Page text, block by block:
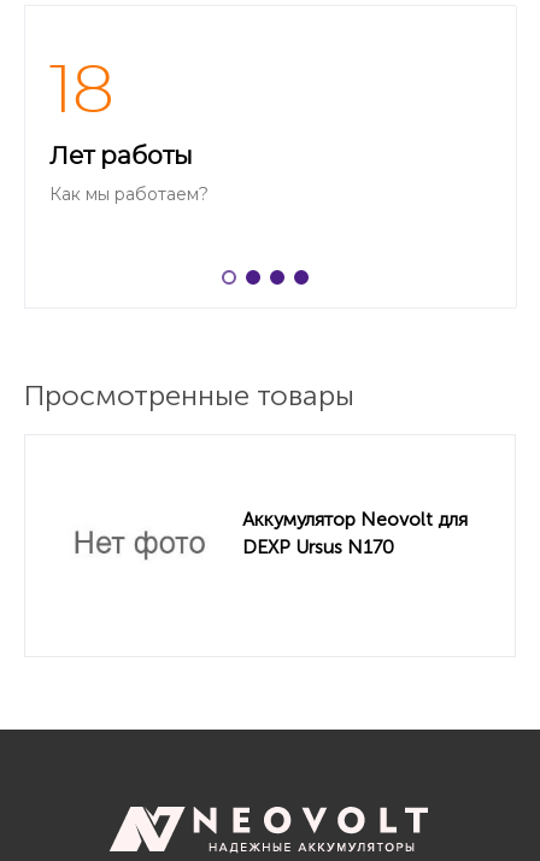
18
Лет работы
Как мы работаем?
Просмотренные товары
Аккумулятор Neovolt для
DEXP Ursus N170